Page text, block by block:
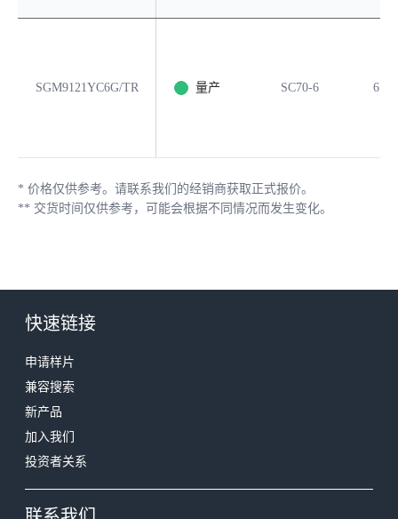
SGM9121YC6G/TR 量产 SC70-6 6
* 价格仅供参考。请联系我们的经销商获取正式报价。
** 交货时间仅供参考，可能会根据不同情况而发生变化。
快速链接
申请样片
兼容搜索
新产品
加入我们
投资者关系